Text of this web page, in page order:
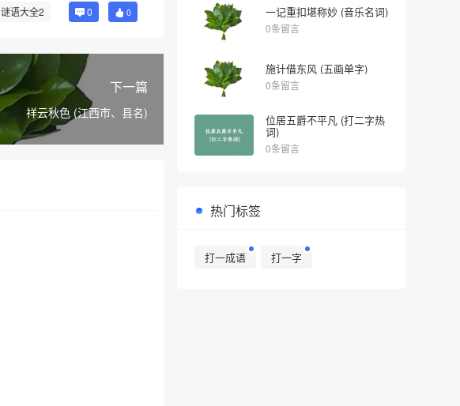
谜语大全2 0 0
下一篇
祥云秋色 (江西市、县名)
一记重扣堪称妙 (音乐名词)
0条留言
施计借东风 (五画单字)
0条留言
位居五爵不平凡 (打二字热
词)
0条留言
热门标签
打一成语 打一字